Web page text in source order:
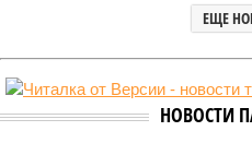
ЕЩЕ
НОВОСТИ